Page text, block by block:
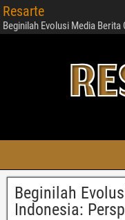
Resarte
Beginilah Evolusi Media
Beginilah
Indonesia: